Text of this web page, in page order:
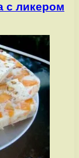
с ликером